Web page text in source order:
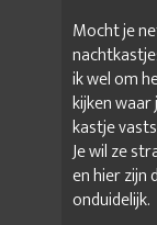
Mocht je
ik wel om
kijken waar
kastje
Je wil ze
en hier zijn
onduidelijk.